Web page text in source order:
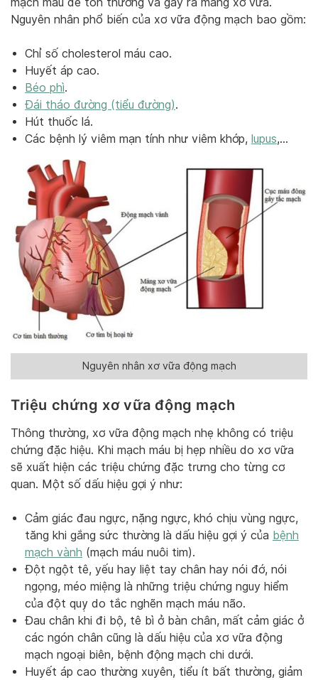
Nguyên nhân phổ biến của xơ vữa động mạch bao gồm:
Chỉ số cholesterol máu cao.
Huyết áp cao.
Béo phì.
Đái tháo đường (tiểu đường).
Hút thuốc lá.
Các bệnh lý viêm mạn tính như viêm khớp, lupus,…
Nguyên nhân xơ vữa động mạch
Triệu chứng xơ vữa động mạch
Thông thường, xơ vữa động mạch nhẹ không có triệu
chứng đặc hiệu. Khi mạch máu bị hẹp nhiều do xơ vữa
sẽ xuất hiện các triệu chứng đặc trưng cho từng cơ
quan. Một số dấu hiệu gợi ý như:
Cảm giác đau ngực, nặng ngực, khó chịu vùng ngực,
tăng khi gắng sức thường là dấu hiệu gợi ý của bệnh
mạch vành (mạch máu nuôi tim).
Đột ngột tê, yếu hay liệt tay chân hay nói đớ, nói
ngọng, méo miệng là những triệu chứng nguy hiểm
của đột quỵ do tắc nghẽn mạch máu não.
Đau chân khi đi bộ, tê bì ở bàn chân, mất cảm giác ở
các ngón chân cũng là dấu hiệu của xơ vữa động
mạch ngoại biên, bệnh động mạch chi dưới.
Huyết áp cao thường xuyên, tiểu ít bất thường, giảm